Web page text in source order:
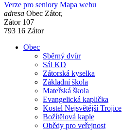
Verze pro seniory Mapa webu
adresa Obec Zátor,
Zátor 107
793 16 Zátor
Obec
Sběrný dvůr
Sál KD
Zátorská kyselka
Základní škola
Mateřská škola
Evangelická kaplička
Kostel Nejsvětější Trojice
Božítělová kaple
Obědy pro veřejnost